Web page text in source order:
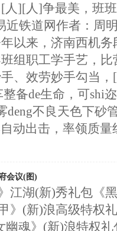
][人]争最美，班
近铁道网作者：
以来，济南西机
组职工学手艺，
、效劳妙手勾当
de生命，可shi迩
deng不良天色下砂
动出击，率领质
会议(图)
江湖(新)秀礼包《
》(新)浪高级特权
幽魂》(新)浪特权